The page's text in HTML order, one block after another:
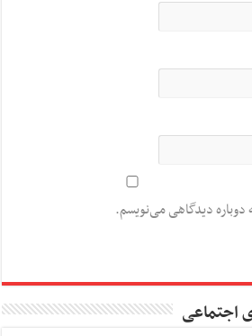
دوباره دیدگاهی می‌نویسم.
اجتماعی